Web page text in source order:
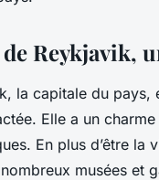
Reykjavik,
la capitale du pays,
Elle a un
En plus d’être la
musées et